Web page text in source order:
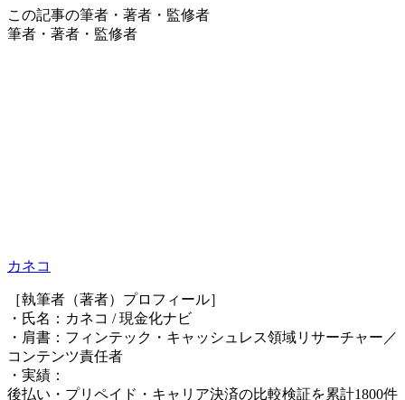
この記事の筆者・著者・監修者
筆者・著者・監修者
カネコ
［執筆者（著者）プロフィール］
・氏名：カネコ / 現金化ナビ
・肩書：フィンテック・キャッシュレス領域リサーチャー／
コンテンツ責任者
・実績：
後払い・プリペイド・キャリア決済の比較検証を累計1800件